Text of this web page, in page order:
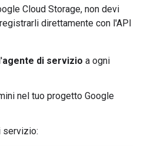
Cloud Storage, non devi
direttamente con l'API
agente di servizio a ogni
nel tuo progetto Google
servizio: